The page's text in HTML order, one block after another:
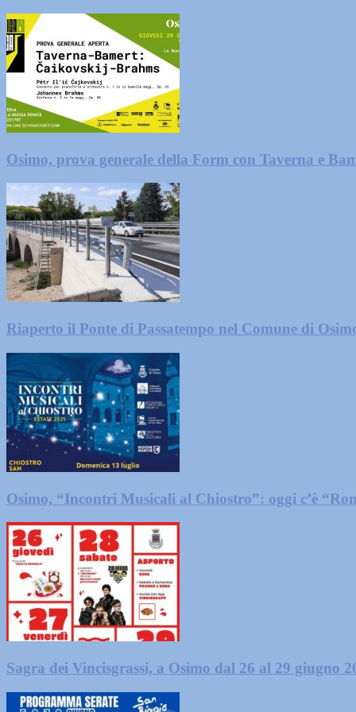
Osimo, prova generale della Form con Taverna e
Riaperto il Ponte di Passatempo nel Comune di
Osimo, “Incontri Musicali al Chiostro”: oggi c’è
Sagra dei Vincisgrassi, a Osimo dal 26 al 29 giugno